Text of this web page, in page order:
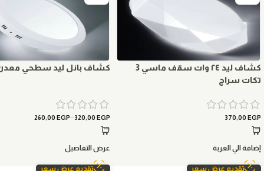
كشاف ليد ٢٤ وات سقف ماسي 3
تكات سراج
370,00 EGP
إضافة الي العربة
تقديم عرض سعر
كشاف بانل ليد سطحي
260,00 EGP–320,00 EGP
عرض التفاصيل
تقديم عرض سعر